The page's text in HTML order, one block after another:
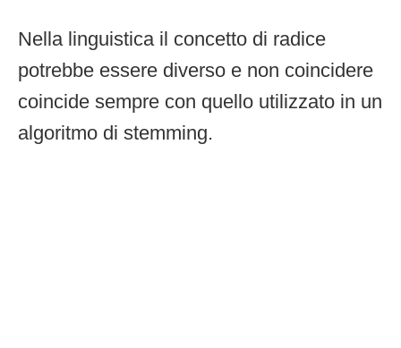
Nella linguistica il concetto di radice
potrebbe essere diverso e non coincidere
coincide sempre con quello utilizzato in un
algoritmo di stemming.